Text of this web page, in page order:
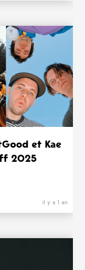
et Kae
2025
il y a 1 an